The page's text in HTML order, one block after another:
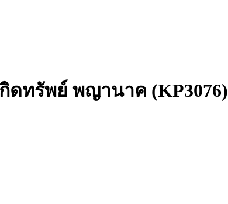
ดทรัพย์ พญานาค (KP3076)